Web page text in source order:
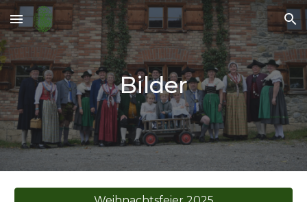
Skip to main content Skip to navigation
Bilder